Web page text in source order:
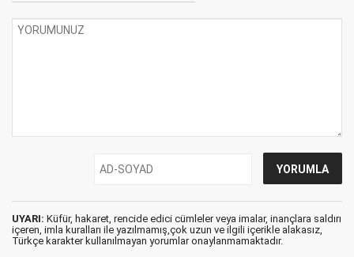
UYARI: Küfür, hakaret, rencide edici cümleler veya imalar, inançlara saldırı
içeren, imla kuralları ile yazılmamış,çok uzun ve ilgili içerikle alakasız,
Türkçe karakter kullanılmayan yorumlar onaylanmamaktadır.